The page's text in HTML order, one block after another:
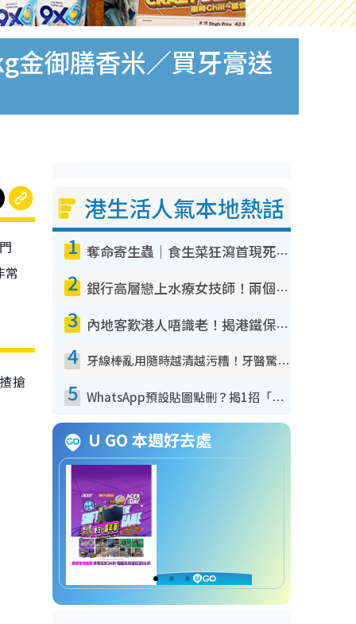
金御膳香米／買牙膏送
常
搶
港生活人氣本地熱話
1 奪命寄生蟲｜食生菜狂瀉首現死者！疫潮惡化錄1.8萬宗病例 揭洗菜3大謬誤
2 銀行高層戀上水療女技師！兩個月借128萬驚覺「沉船」沉落火海 揭背後疑似邪教操控賣淫
3 內地客歎港人唔識老！揭港鐵保鮮級冷氣 港人求放過：咪投訴
4 牙線棒亂用隨時越清越污糟！牙醫驚揭盲目過戶細菌恐致蛀牙：呢種先係日常真保養
5 WhatsApp預設貼圖點刪？揭1招「反向操作」還原簡潔介面 附3步實測教學
U GO 本週好去處